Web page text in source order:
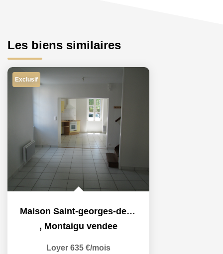
Les biens similaires
Exclusif
Maison Saint-georges-de-montaigu - 3 Pièce(s) - 80 M2
, Montaigu vendee
Loyer 635 €/mois